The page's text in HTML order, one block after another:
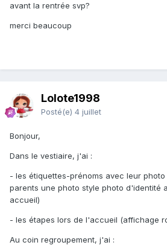
avant la rentrée svp?
merci beaucoup
Lolote1998
Posté(e) 4 juillet
Bonjour,
Dans le vestiaire, j'ai :
- les étiquettes-prénoms avec leur
parents une photo style photo d'identité
accueil)
- les étapes lors de l'accueil (affichage
Au coin regroupement, j'ai :